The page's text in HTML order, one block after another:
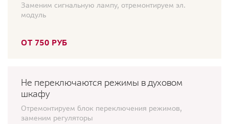
Заменим сигнальную лампу, отремонтируем эл.
модуль
ОТ 750 РУБ
Не переключаются режимы в духовом
шкафу
Отремонтируем блок переключения режимов,
заменим регуляторы